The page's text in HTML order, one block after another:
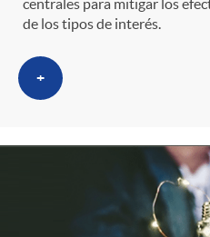
centrales para mitigar los
de los tipos de interés.
+